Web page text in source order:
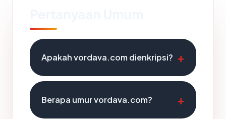
Apakah vordava.com dienkripsi?
Berapa umur vordava.com?